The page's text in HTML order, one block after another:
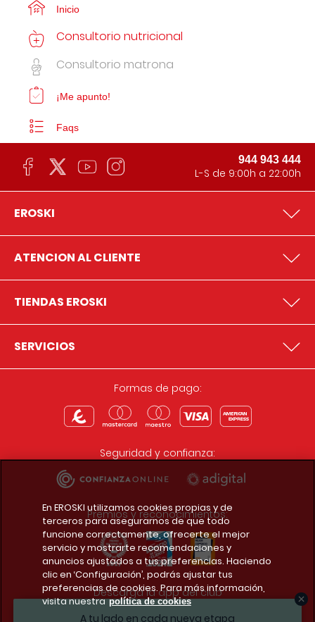
A tu lado en cada nueva etapa
Inicio
Consultorio nutricional
Consultorio matrona
¡Me apunto!
Faqs
944 943 444
L-S de 9:00h a 22:00h
EROSKI
ATENCION AL CLIENTE
TIENDAS EROSKI
SERVICIOS
Formas de pago:
Seguridad y confianza:
Premios y reconocimientos:
Descarga la app del club
En EROSKI utilizamos cookies propias y de
terceros para asegurarnos de que todo
funcione correctamente, ofrecerte el mejor
servicio y mostrarte recomendaciones y
anuncios ajustados a tus preferencias. Haciendo
clic en ‘Configuración’, podrás ajustar tus
preferencias de cookies. Para más información,
visita nuestra política de cookies